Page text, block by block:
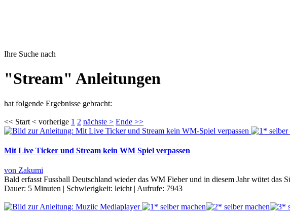
Ihre Suche nach
"Stream" Anleitungen
hat folgende Ergebnisse gebracht:
<< Start < vorherige 1 2 nächste > Ende >>
Mit Live Ticker und Stream kein WM Spiel verpassen
von Zakumi
Bald erfasst Fussball Deutschland wieder das WM Fieber und in diesem Jahr wütet
Dauer: 5 Minuten | Schwierigkeit: leicht | Aufrufe: 7943